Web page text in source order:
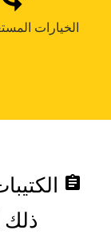
الخيارات
assignment
ذلك